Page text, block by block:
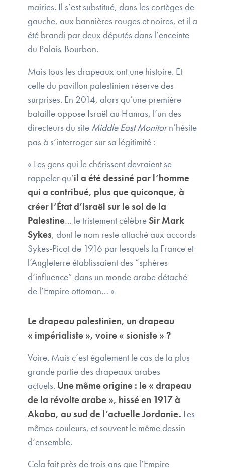
mairies. Il s’est substitué, dans les cortèges de
gauche, aux bannières rouges et noires, et il a
été brandi par deux députés dans l’enceinte
du Palais-Bourbon.
Mais tous les drapeaux ont une histoire. Et
celle du pavillon palestinien réserve des
surprises. En 2014, alors qu’une première
bataille oppose Israël au Hamas, l’un des
directeurs du site Middle East Monitorn’hésite
pas à s’interroger sur sa légitimité :
« Les gens qui le chérissent devraient se
rappeler qu’il a été dessiné par l’homme
qui a contribué, plus que quiconque, à
créer l’État d’Israël sur le sol de la
Palestine… le tristement célèbreSir Mark
Sykes, dont le nom reste attaché aux accords
Sykes-Picot de 1916 par lesquels la France et
l’Angleterre établissaient des “sphères
d’influence” dans un monde arabe détaché
de l’Empire ottoman… »
Le drapeau palestinien, un drapeau
« impérialiste », voire « sioniste » ?
Voire. Mais c’est également le cas de la plus
grande partie des drapeaux arabes
actuels. Une même origine : le « drapeau
de la révolte arabe », hissé en 1917 à
Akaba, au sud de l’actuelle Jordanie. Les
mêmes couleurs, et souvent le même dessin
d’ensemble.
Cela fait près de trois ans que l’Empire